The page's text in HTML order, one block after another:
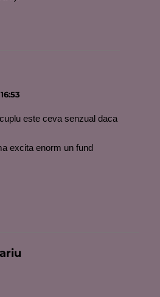
este ceva senzual daca
excita enorm un fund